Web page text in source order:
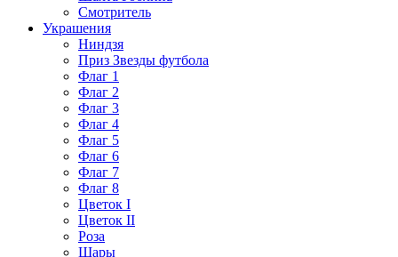
Смотритель
Украшения
Ниндзя
Приз Звезды футбола
Флаг 1
Флаг 2
Флаг 3
Флаг 4
Флаг 5
Флаг 6
Флаг 7
Флаг 8
Цветок I
Цветок II
Роза
Шары